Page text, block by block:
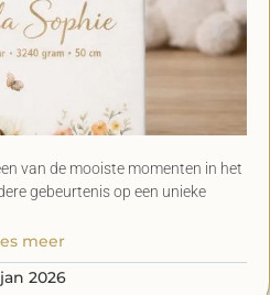
van de mooiste momenten in het
gebeurtenis op een unieke
meer
2026